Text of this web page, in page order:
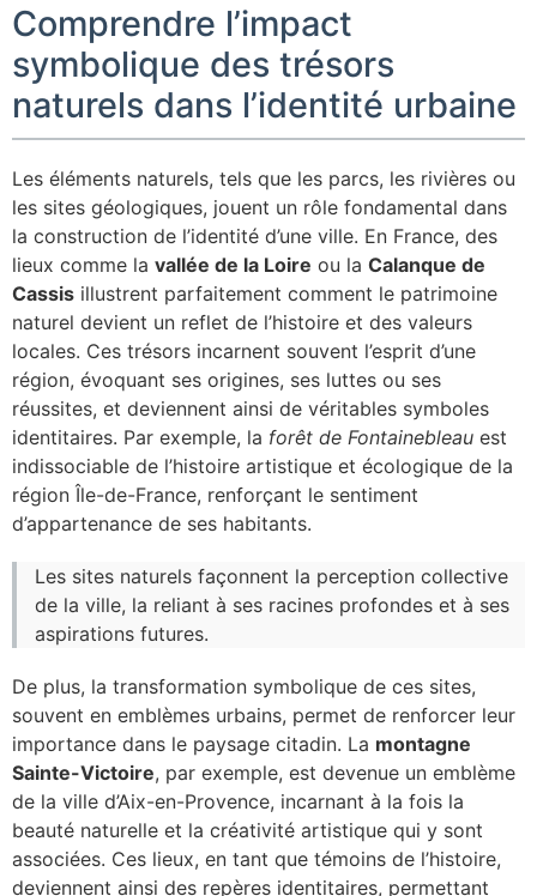
Comprendre l’impact
symbolique des trésors
naturels dans l’identité urbaine
Les éléments naturels, tels que les parcs, les rivières ou
les sites géologiques, jouent un rôle fondamental dans
la construction de l’identité d’une ville. En France, des
lieux comme la vallée de la Loire ou la Calanque de
Cassis illustrent parfaitement comment le patrimoine
naturel devient un reflet de l’histoire et des valeurs
locales. Ces trésors incarnent souvent l’esprit d’une
région, évoquant ses origines, ses luttes ou ses
réussites, et deviennent ainsi de véritables symboles
identitaires. Par exemple, la forêt de Fontainebleau est
indissociable de l’histoire artistique et écologique de la
région Île-de-France, renforçant le sentiment
d’appartenance de ses habitants.
Les sites naturels façonnent la perception collective
de la ville, la reliant à ses racines profondes et à ses
aspirations futures.
De plus, la transformation symbolique de ces sites,
souvent en emblèmes urbains, permet de renforcer leur
importance dans le paysage citadin. La montagne
Sainte-Victoire, par exemple, est devenue un emblème
de la ville d’Aix-en-Provence, incarnant à la fois la
beauté naturelle et la créativité artistique qui y sont
associées. Ces lieux, en tant que témoins de l’histoire,
deviennent ainsi des repères identitaires, permettant